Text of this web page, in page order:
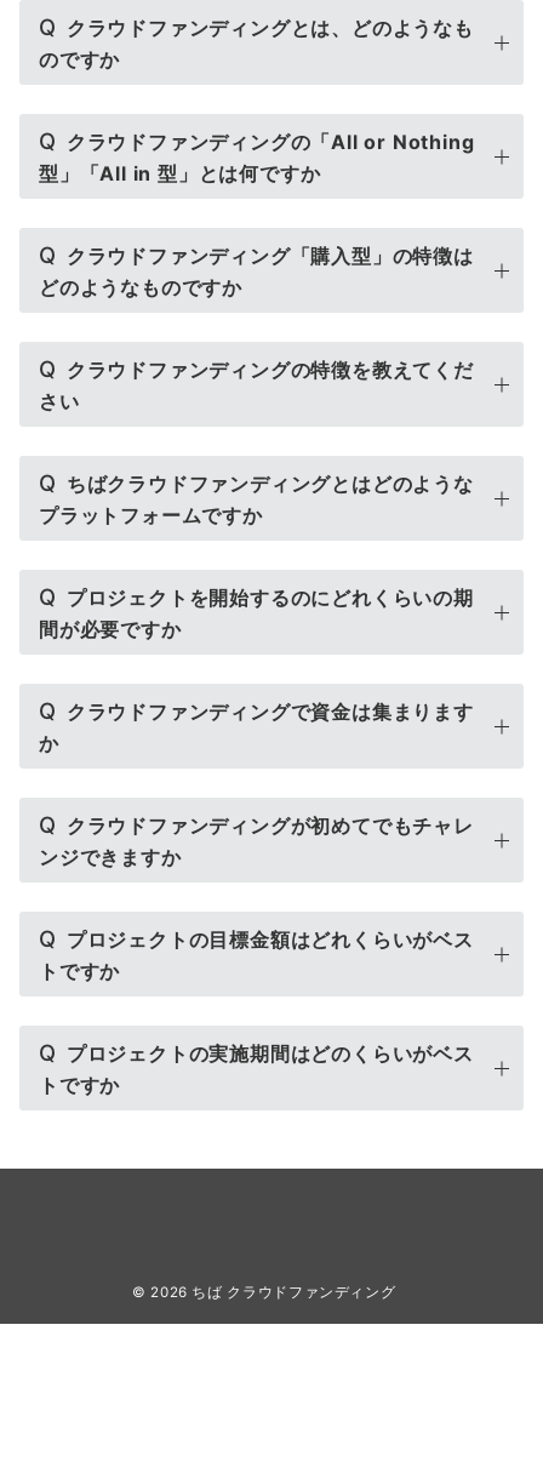
Q クラウドファンディングとは、どのようなも
のですか
Q クラウドファンディングの「All or Nothing
型」「All in 型」とは何ですか
Q クラウドファンディング「購入型」の特徴は
どのようなものですか
Q クラウドファンディングの特徴を教えてくだ
さい
Q ちばクラウドファンディングとはどのような
プラットフォームですか
Q プロジェクトを開始するのにどれくらいの期
間が必要ですか
Q クラウドファンディングで資金は集まります
か
Q クラウドファンディングが初めてでもチャレ
ンジできますか
Q プロジェクトの目標金額はどれくらいがベス
トですか
Q プロジェクトの実施期間はどのくらいがベス
トですか
© 2026 ちば クラウドファンディング